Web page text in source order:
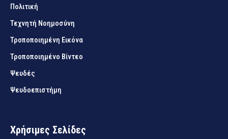
Πολιτική
Τεχνητή Νοημοσύνη
Τροποποιημένη Εικόνα
Τροποποιημένο Βίντεο
Ψευδές
Ψευδοεπιστήμη
Χρήσιμες Σελίδες